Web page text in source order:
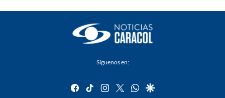
Síguenos en:
facebook
tiktok instagram
twitterwhatsapp
google